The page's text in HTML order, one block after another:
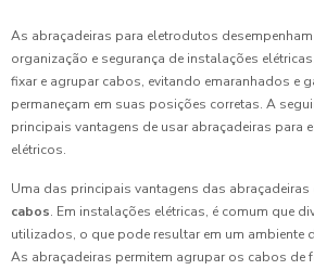
As abraçadeiras para eletrodutos
organização e segurança de instalações
fixar e agrupar cabos, evitando emaranhados e
permaneçam em suas posições corretas. A
principais vantagens de usar abraçadeiras para
elétricos.
Uma das principais vantagens das abraçadeiras
cabos. Em instalações elétricas, é comum que
utilizados, o que pode resultar em um ambiente
As abraçadeiras permitem agrupar os cabos de